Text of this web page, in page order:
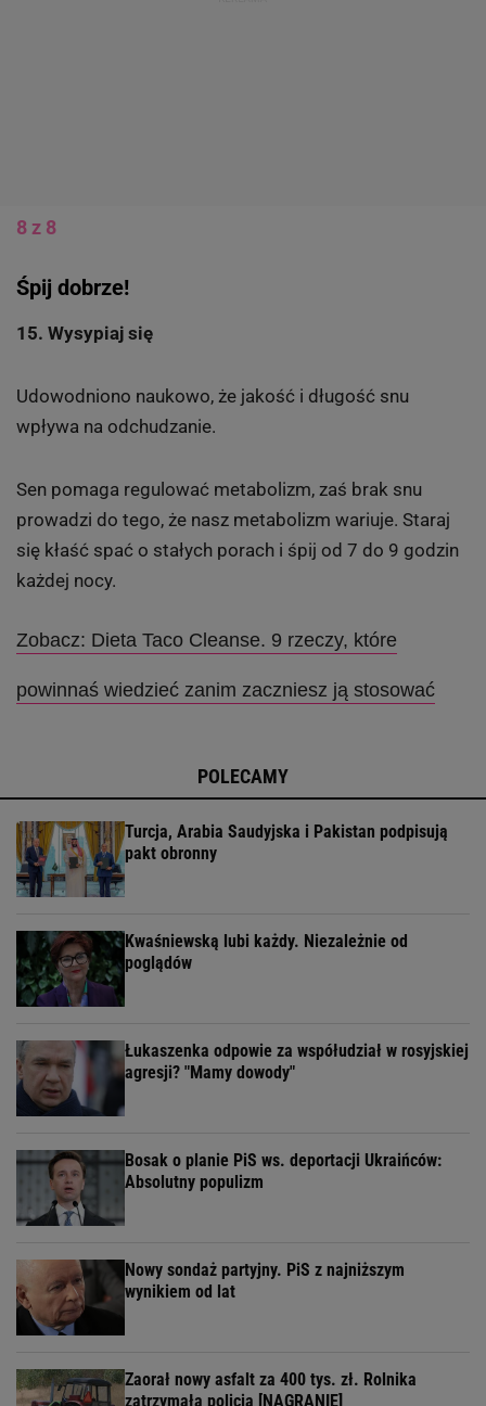
8 z 8
Śpij dobrze!
15. Wysypiaj się
Udowodniono naukowo, że jakość i długość snu
wpływa na odchudzanie.
Sen pomaga regulować metabolizm, zaś brak snu
prowadzi do tego, że nasz metabolizm wariuje. Staraj
się kłaść spać o stałych porach i śpij od 7 do 9 godzin
każdej nocy.
Zobacz: Dieta Taco Cleanse. 9 rzeczy, które
powinnaś wiedzieć zanim zaczniesz ją stosować
POLECAMY
Turcja, Arabia Saudyjska i Pakistan podpisują
pakt obronny
Kwaśniewską lubi każdy. Niezależnie od
poglądów
Łukaszenka odpowie za współudział w rosyjskiej
agresji? "Mamy dowody"
Bosak o planie PiS ws. deportacji Ukraińców:
Absolutny populizm
Nowy sondaż partyjny. PiS z najniższym
wynikiem od lat
Zaorał nowy asfalt za 400 tys. zł. Rolnika
zatrzymała policja [NAGRANIE]